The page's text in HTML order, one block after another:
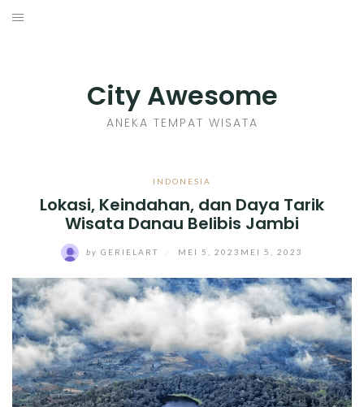
Skip
City Awesome
ANEKA TEMPAT WISATA
INDONESIA
Lokasi, Keindahan, dan Daya Tarik
Wisata Danau Belibis Jambi
by GERIELART MEI 5, 2023 MEI 5, 2023
SENI KERAJINAN
INFO GAMES
MOVIES REVIEW